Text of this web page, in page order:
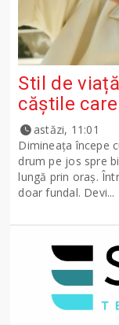
Stil de
căștile
astăzi, 11:01
Dimineața începe
drum pe jos spre
lungă prin oraș.
doar fundal. Devi...